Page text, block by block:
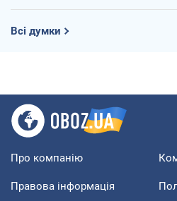
Всі думки
Про компанію
Правова інформація